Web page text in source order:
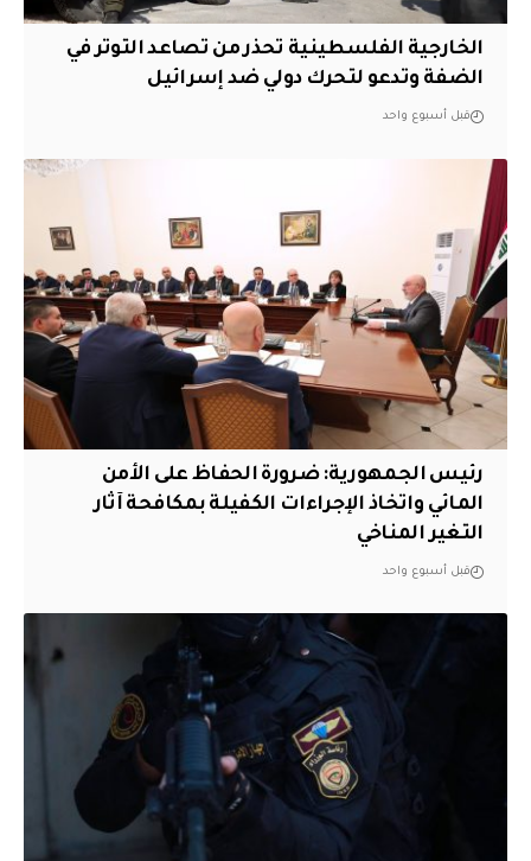
الخارجية الفلسطينية تحذر من تصاعد التوتر في
الضفة وتدعو لتحرك دولي ضد إسرائيل
قبل أسبوع واحد
رئيس الجمهورية: ضرورة الحفاظ على الأمن
المائي واتخاذ الإجراءات الكفيلة بمكافحة آثار
التغير المناخي
قبل أسبوع واحد